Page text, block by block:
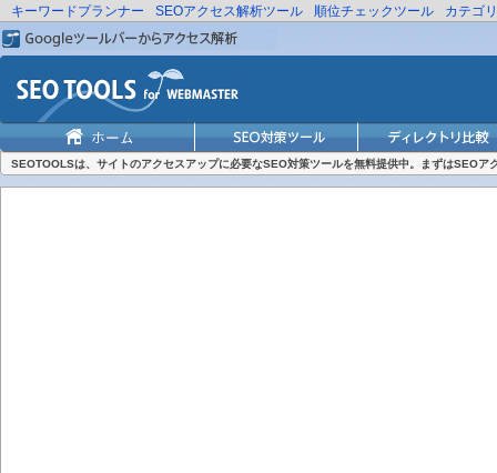
キーワードプランナー SEOアクセス解析ツール 順位チェックツール カテゴ
SEOTOOLSは、サイトのアクセスアップに必要なSEO対策ツールを無料提供中。まずはSEOア